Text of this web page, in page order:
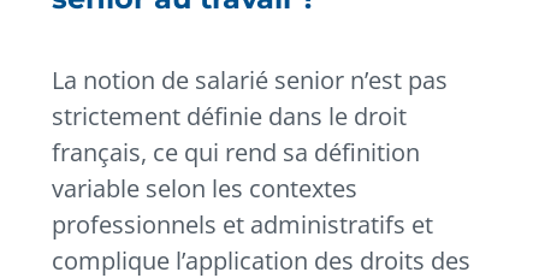
La notion de salarié senior n’est pas
strictement définie dans le droit
français, ce qui rend sa définition
variable selon les contextes
professionnels et administratifs et
complique l’application des droits des